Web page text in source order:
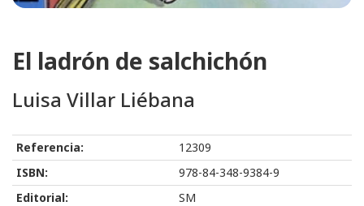
El ladrón de salchichón
Luisa Villar Liébana
Referencia:
12309
ISBN:
978-84-348-9384-9
Editorial:
SM